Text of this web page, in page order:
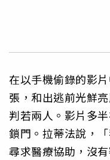
在以手機偷錄的影
張，和出逃前光鮮
判若兩人。影片多
鎖門。拉蒂法說，
尋求醫療協助，沒